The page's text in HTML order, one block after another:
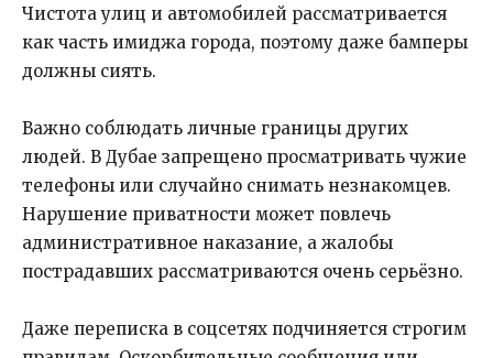
Чистота улиц и автомобилей рассматривается
как часть имиджа города, поэтому даже бамперы
должны сиять.
Важно соблюдать личные границы других
людей. В Дубае запрещено просматривать чужие
телефоны или случайно снимать незнакомцев.
Нарушение приватности может повлечь
административное наказание, а жалобы
пострадавших рассматриваются очень серьёзно.
Даже переписка в соцсетях подчиняется строгим